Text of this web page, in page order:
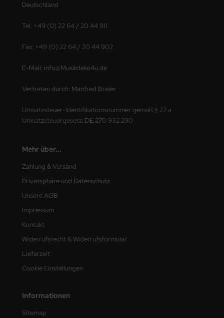
Deutschland
Tel: +49 (0) 22 64 / 20 44 911
Fax: +49 (0) 22 64 / 20 44 902
E-Mail: info@Musikdeko4u.de
Vertreten durch: Manfred Breier
Umsatzsteuer-Identifikationsnummer gemäß § 27 a
Umsatzsteuergesetz: DE 270 932 290
Mehr über...
Zahlung & Versand
Privatsphäre und Datenschutz
Unsere AGB
Impressum
Kontakt
Widerrufsrecht & Widerrufsformular
Lieferzeit
Cookie Einstellungen
Informationen
Sitemap